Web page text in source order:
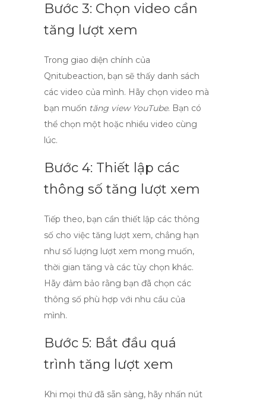
Bước 3: Chọn video cần
tăng lượt xem
Trong giao diện chính của
Qnitubeaction, bạn sẽ thấy danh sách
các video của mình. Hãy chọn video mà
bạn muốn tăng view YouTube. Bạn có
thể chọn một hoặc nhiều video cùng
lúc.
Bước 4: Thiết lập các
thông số tăng lượt xem
Tiếp theo, bạn cần thiết lập các thông
số cho việc tăng lượt xem, chẳng hạn
như số lượng lượt xem mong muốn,
thời gian tăng và các tùy chọn khác.
Hãy đảm bảo rằng bạn đã chọn các
thông số phù hợp với nhu cầu của
mình.
Bước 5: Bắt đầu quá
trình tăng lượt xem
Khi mọi thứ đã sẵn sàng, hãy nhấn nút